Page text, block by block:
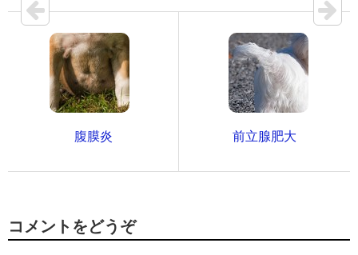
腹膜炎 前立腺肥大
コメントをどうぞ